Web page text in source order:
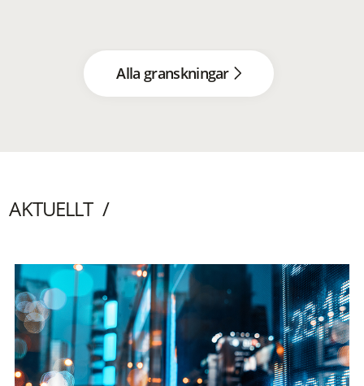
Alla granskningar
AKTUELLT